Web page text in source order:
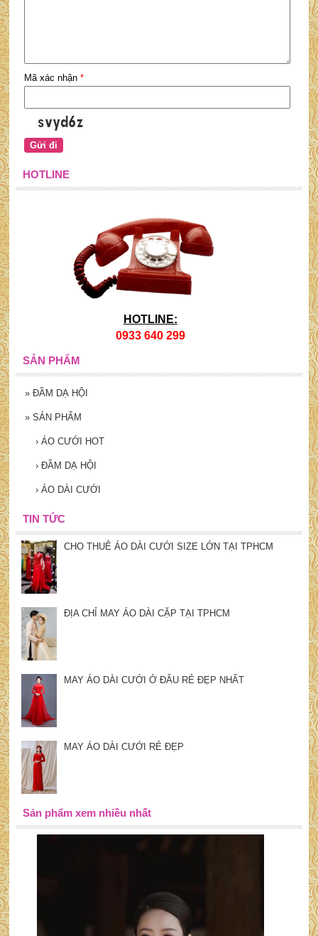
Mã xác nhận *
HOTLINE
HOTLINE:
0933 640 299
SẢN PHẨM
» ĐẦM DẠ HỘI
» SẢN PHẨM
› ÁO CƯỚI HOT
› ĐẦM DẠ HỘI
› ÁO DÀI CƯỚI
TIN TỨC
CHO THUÊ ÁO DÀI CƯỚI SIZE LỚN TẠI TPHCM
ĐỊA CHỈ MAY ÁO DÀI CẶP TẠI TPHCM
MAY ÁO DÀI CƯỚI Ở ĐÂU RẺ ĐẸP NHẤT
MAY ÁO DÀI CƯỚI RẺ ĐẸP
Sản phẩm xem nhiều nhất